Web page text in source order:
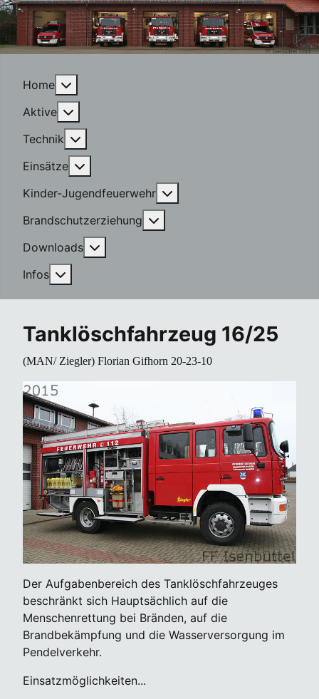
Home
Aktive
Technik
Einsätze
Kinder-Jugendfeuerwehr
Brandschutzerziehung
Downloads
Infos
Tanklöschfahrzeug 16/25
(MAN/ Ziegler) Florian Gifhorn 20-23-10
Der Aufgabenbereich des Tanklöschfahrzeuges
beschränkt sich Hauptsächlich auf die
Menschenrettung bei Bränden, auf die
Brandbekämpfung und die Wasserversorgung im
Pendelverkehr.
Einsatzmöglichkeiten...